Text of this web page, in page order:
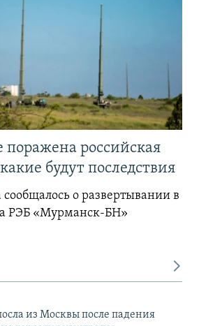
поражена российская
будут последствия
сообщалось о развертывании в
РЭБ «Мурманск-БН»
из Москвы после падения